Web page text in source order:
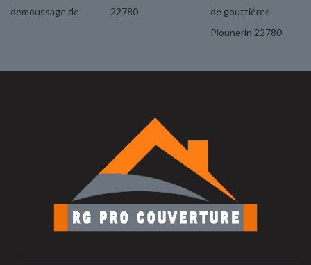
demoussage de
22780
de gouttières
Plounerin 22780